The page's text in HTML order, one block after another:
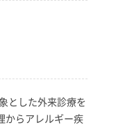
とした外来診療を
からアレルギー疾